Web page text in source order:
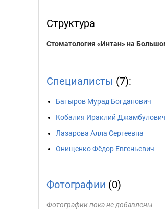
Структура
Стоматология «Интан» на
Специалисты (7):
Батыров Мурад Богданович
Кобалия Ираклий Джамбулович
Лазарова Алла Сергеевна
Онищенко Фёдор Евгеньевич
Фотографии (0)
Фотографии пока не добавлены